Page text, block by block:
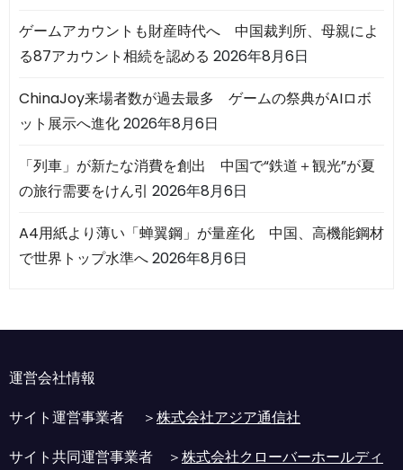
ゲームアカウントも財産時代へ 中国裁判所、母親によ
る87アカウント相続を認める 2026年8月6日
ChinaJoy来場者数が過去最多 ゲームの祭典がAIロボ
ット展示へ進化2026年8月6日
「列車」が新たな消費を創出 中国で“鉄道＋観光”が夏
の旅行需要をけん引 2026年8月6日
A4用紙より薄い「蝉翼鋼」が量産化 中国、高機能鋼材
で世界トップ水準へ2026年8月6日
運営会社情報
サイト運営事業者 ＞株式会社アジア通信社
サイト共同運営事業者 ＞株式会社クローバーホールディ